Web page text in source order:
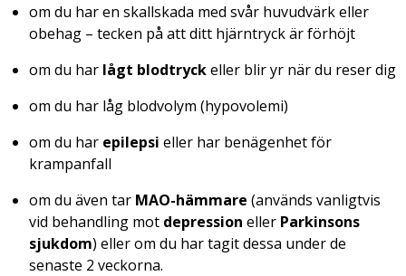
om du har en skallskada med svår huvudvärk eller
obehag – tecken på att ditt hjärntryck är förhöjt
om du har lågt blodtryckeller blir yr när du reser dig
om du har låg blodvolym (hypovolemi)
om du har epilepsi eller har benägenhet för
krampanfall
om du även tar MAO-hämmare (används vanligtvis
vid behandling mot depression eller Parkinsons
sjukdom) eller om du har tagit dessa under de
senaste 2 veckorna.